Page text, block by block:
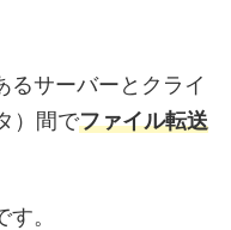
るサーバーとクライ
）間でファイル転送
。